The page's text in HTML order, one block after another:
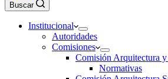
Buscar
Institucional
Autoridades
Comisiones
Comisión Arquitectura y
Normativas